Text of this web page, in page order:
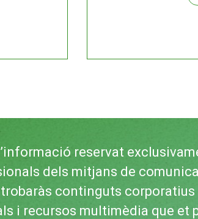
reservat
dels mitjans de
continguts corporatius
i recursos multimèdia que et